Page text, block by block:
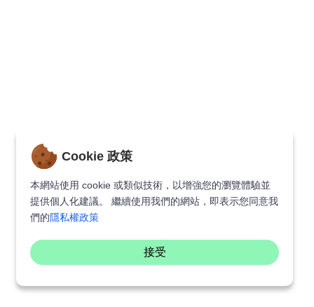
Cookie 政策
本網站使用 cookie 或類似技術，以增強您的瀏覽體驗並
提供個人化建議。 繼續使用我們的網站，即表示您同意我
們的隱私權政策
接受